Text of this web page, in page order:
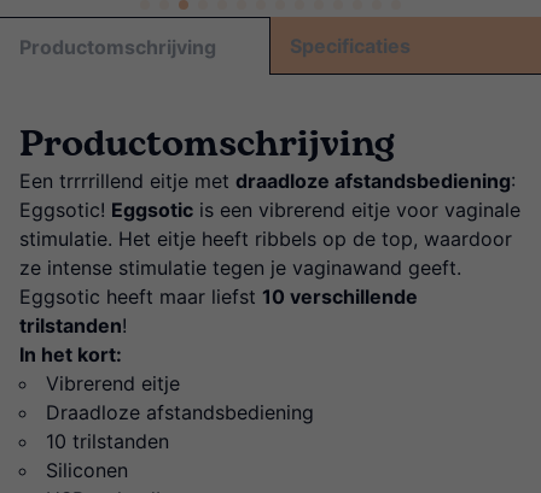
Productomschrijving Specificaties
Productomschrijving
Een trrrrillend eitje met draadloze afstandsbediening:
Eggsotic! Eggsotic is een vibrerend eitje voor vaginale
stimulatie. Het eitje heeft ribbels op de top, waardoor
ze intense stimulatie tegen je vaginawand geeft.
Eggsotic heeft maar liefst 10 verschillende
trilstanden!
In het kort:
Vibrerend eitje
Draadloze afstandsbediening
10 trilstanden
Siliconen